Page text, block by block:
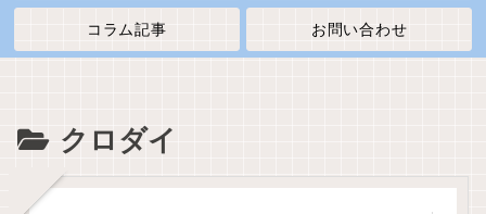
コラム記事 お問い合わせ
クロダイ